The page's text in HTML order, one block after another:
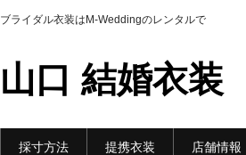
ブライダル衣装はM-Weddingのレンタルで
山口 結婚衣装
採寸方法 提携衣装 店舗情報